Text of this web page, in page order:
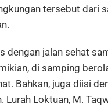
tersebut dari
dengan jalan sehat
di samping
Bahkan, juga diisi
Loktuan, M.